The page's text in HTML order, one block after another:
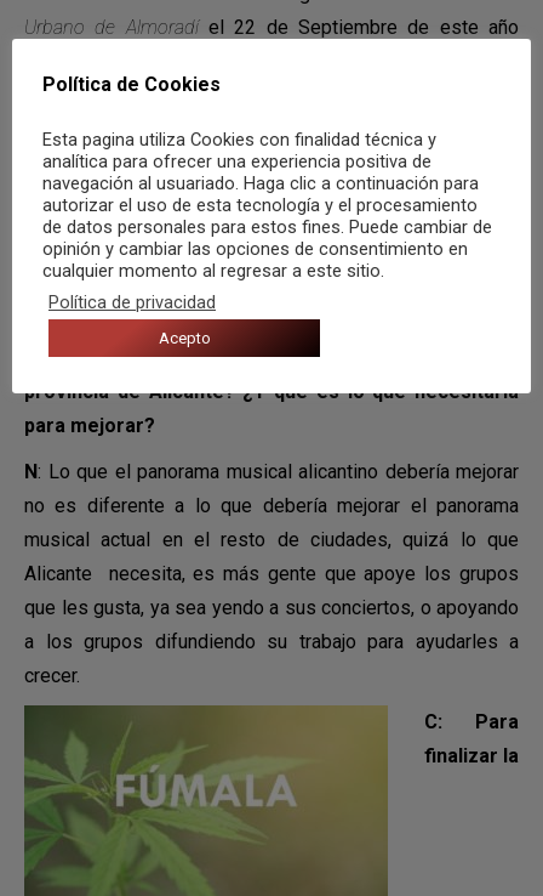
Urbano de Almoradíel 22 de Septiembre de este año
chicas de Machete en Boca y Eterno invierno. El siguiente
paso es seguir dando guerra con música nueva, a ambos
nos gusta experimentar musicalmente con diferentes
estilos. Así que lo siguiente que planeamos sacar puede
que no tenga nada que ver con este disco. Lo que sí es
seguro es que seguiremos dando lo mejor de nosotros.
C: ¿Qué opináis del panorama musical actual en la
provincia de Alicante? ¿Y qué es lo que necesitaría
para mejorar?
N: Lo que el panorama musical alicantino debería mejorar
no es diferente a lo que debería mejorar el panorama
musical actual en el resto de ciudades, quizá lo que
Alicante necesita, es más gente que apoye los grupos
que les gusta, ya sea yendo a sus conciertos, o apoyando
a los grupos difundiendo su trabajo para ayudarles a
crecer.
C: Para
finalizar la
Política de Cookies
Esta pagina utiliza Cookies con finalidad técnica y
analítica para ofrecer una experiencia positiva de
navegación al usuariado. Haga clic a continuación para
autorizar el uso de esta tecnología y el procesamiento
de datos personales para estos fines. Puede cambiar de
opinión y cambiar las opciones de consentimiento en
cualquier momento al regresar a este sitio.
Política de privacidad
Acepto